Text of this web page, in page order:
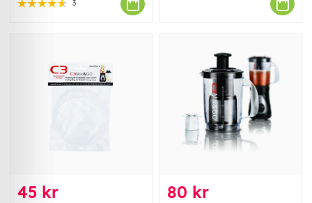
3
45 kr 80 kr